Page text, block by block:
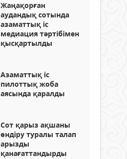
Жаңақорған
аудандық сотында
азаматтық іс
медиация тәртібімен
қысқартылды
Азаматтық іс
пилоттық жоба
аясында қаралды
Сот қарыз ақшаны
өндіру туралы талап
арызды
қанағаттандырды